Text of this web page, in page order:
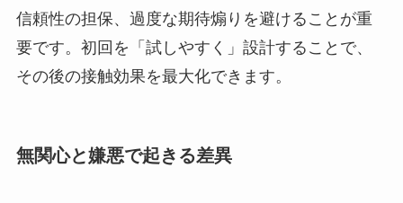
信頼性の担保、過度な期待煽りを避けることが重
要です。初回を「試しやすく」設計することで、
その後の接触効果を最大化できます。
無関心と嫌悪で起きる差異